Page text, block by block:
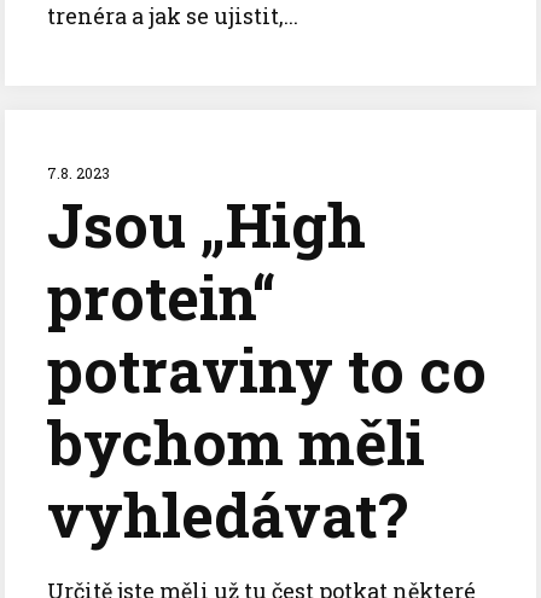
trenéra a jak se ujistit,...
7.8. 2023
Jsou „High
protein“
potraviny to co
bychom měli
vyhledávat?
Určitě jste měli už tu čest potkat některé